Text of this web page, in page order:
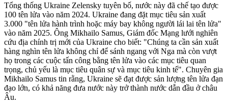
Tổng thống Ukraine Zelensky tuyên bố, nước này đã chế tạo được
100 tên lửa vào năm 2024. Ukraine đang đặt mục tiêu sản xuất
3.000 "tên lửa hành trình hoặc máy bay không người lái lai tên lửa"
vào năm 2025. Ông Mikhailo Samus, Giám đốc Mạng lưới nghiên
cứu địa chính trị mới của Ukraine cho biết: "Chúng ta cần sản xuất
hàng nghìn tên lửa không chỉ để sánh ngang với Nga mà còn vượt
họ trong các cuộc tấn công bằng tên lửa vào các mục tiêu quan
trọng, chủ yếu là mục tiêu quân sự và mục tiêu kinh tế". Chuyên gia
Mikhailo Samus tin rằng, Ukraine sẽ đạt được sản lượng tên lửa đạn
đạo lớn, có khả năng đưa nước này trở thành nước dẫn đầu ở châu
Âu.